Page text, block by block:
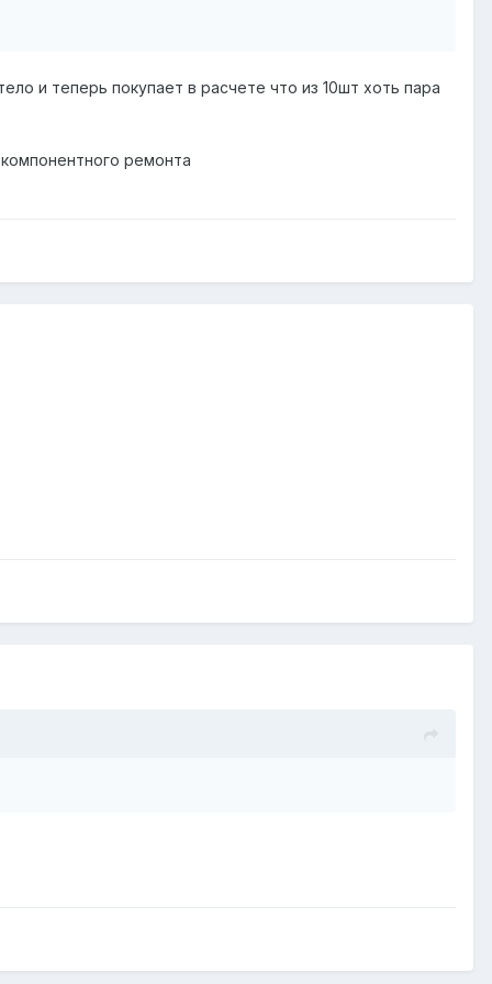
и теперь покупает в расчете что из 10шт хоть пара
ремонта